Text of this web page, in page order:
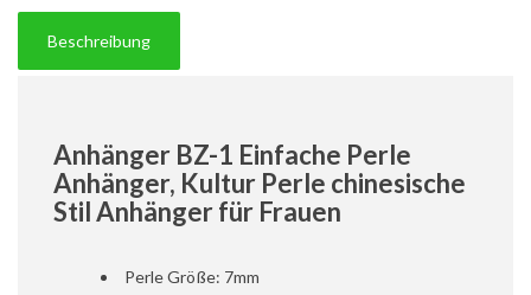
Beschreibung
Anhänger BZ-1 Einfache Perle
Anhänger, Kultur Perle chinesische
Stil Anhänger für Frauen
Perle Größe: 7mm